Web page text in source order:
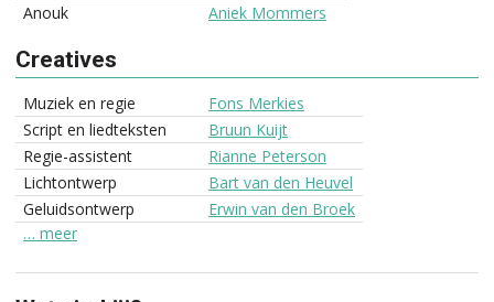
Anouk
Aniek Mommers
Creatives
Muziek en regie
Fons Merkies
Script en liedteksten
Bruun Kuijt
Regie-assistent
Rianne Peterson
Lichtontwerp
Bart van den Heuvel
Geluidsontwerp
Erwin van den Broek
… meer